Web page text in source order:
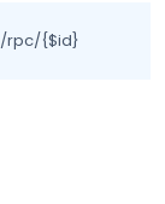
rpc/{$id}